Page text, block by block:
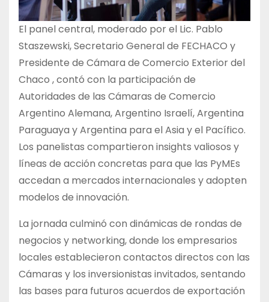
El panel central, moderado por el Lic. Pablo
Staszewski, Secretario General de FECHACO y
Presidente de Cámara de Comercio Exterior del
Chaco , contó con la participación de
Autoridades de las Cámaras de Comercio
Argentino Alemana, Argentino Israelí, Argentina
Paraguaya y Argentina para el Asia y el Pacífico.
Los panelistas compartieron insights valiosos y
líneas de acción concretas para que las PyMEs
accedan a mercados internacionales y adopten
modelos de innovación.
La jornada culminó con dinámicas de rondas de
negocios y networking, donde los empresarios
locales establecieron contactos directos con las
Cámaras y los inversionistas invitados, sentando
las bases para futuros acuerdos de exportación